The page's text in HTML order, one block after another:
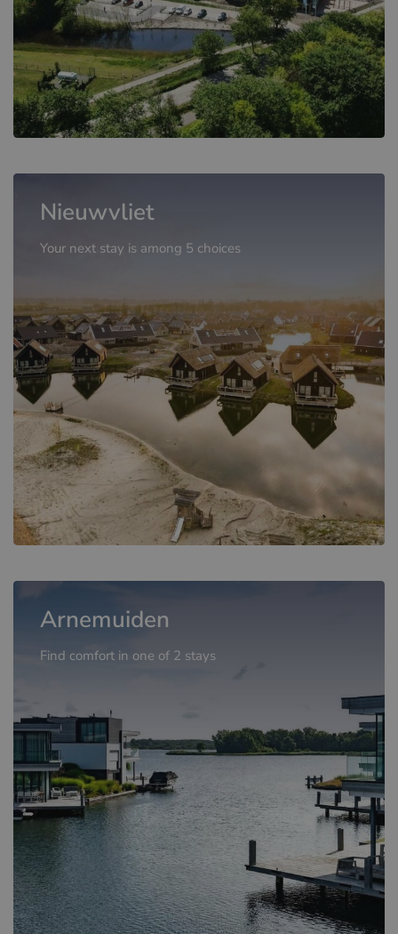
Nieuwvliet
Your next stay is among 5 choices
Arnemuiden
Find comfort in one of 2 stays